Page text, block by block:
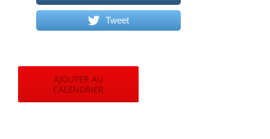
Tweet
AJOUTER AU
CALENDRIER